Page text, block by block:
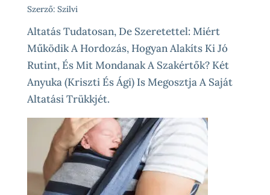
Szerző: Szilvi
Altatás Tudatosan, De Szeretettel: Miért
Működik A Hordozás, Hogyan Alakíts Ki Jó
Rutint, És Mit Mondanak A Szakértők? Két
Anyuka (Kriszti És Ági) Is Megosztja A Saját
Altatási Trükkjét.